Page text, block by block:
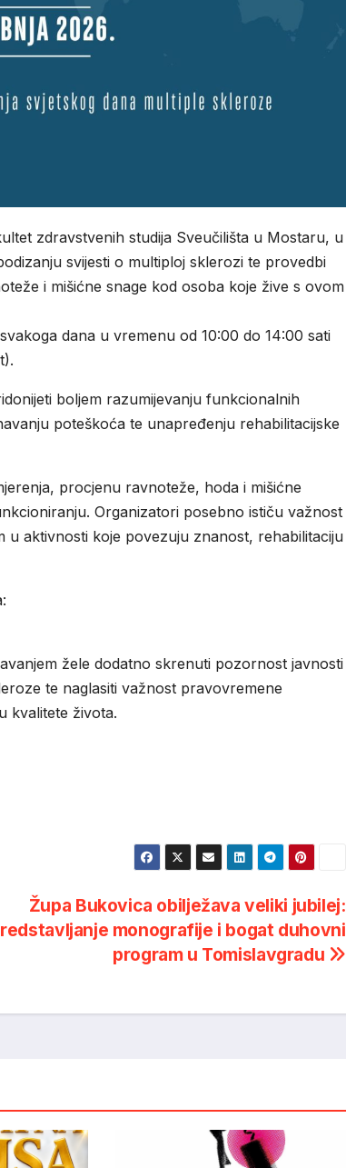
zdravstvenih studija Sveučilišta u Mostaru, u
svijesti o multiploj sklerozi te provedbi
i mišićne snage kod osoba koje žive s ovom
dana u vremenu od 10:00 do 14:00 sati
boljem razumijevanju funkcionalnih
poteškoća te unapređenju rehabilitacijske
procjenu ravnoteže, hoda i mišićne
Organizatori posebno ističu važnost
u aktivnosti koje povezuju znanost, rehabilitaciju
žele dodatno skrenuti pozornost javnosti
te naglasiti važnost pravovremene
kvalitete života.
Župa Bukovica obilježava veliki jubilej:
monografije i bogat duhovni
program u Tomislavgradu